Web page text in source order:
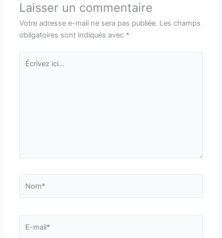
Laisser un commentaire
Votre adresse e-mail ne sera pas publiée. Les champs
obligatoires sont indiqués avec *
Écrivez
ici…
mail*